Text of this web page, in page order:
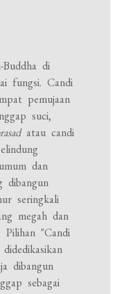
di
fungsi. Candi
pemujaan
suci,
atau candi
dan
dibangun
seringkali
megah dan
Pilihan "Candi
dibangun
sebagai